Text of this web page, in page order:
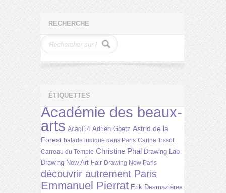
RECHERCHE
ÉTIQUETTES
Académie des beaux-
arts Acagl14 Adrien Goetz Astrid de la
Forest balade ludique dans Paris Carine Tissot
Carreau du Temple Christine Phal Drawing Lab
Drawing Now Art Fair Drawing Now Paris
découvrir autrement Paris
Emmanuel Pierrat Erik Desmazières